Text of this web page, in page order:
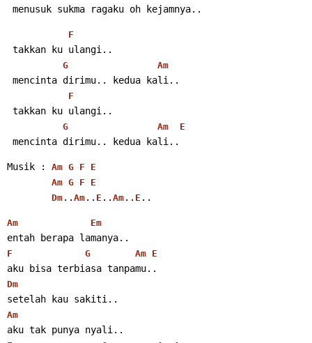
menusuk sukma ragaku oh kejamnya..
F
takkan ku ulangi..
G Am
mencinta dirimu.. kedua kali..
F
takkan ku ulangi..
G Am E
mencinta dirimu.. kedua kali..
Musik : Am G F
E
Am G F
E
Dm .. Am .. E .. Am .. E ..
Am Em
entah berapa lamanya..
F G Am E
aku bisa terbiasa tanpamu..
Dm
setelah kau sakiti..
Am
aku tak punya nyali..